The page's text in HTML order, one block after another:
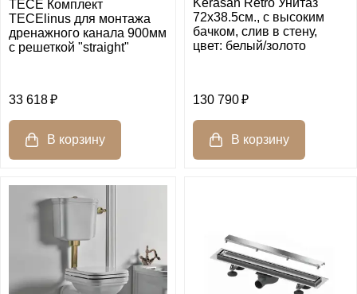
TECE Комплект
TECElinus для монтажа
дренажного канала 900мм
с решеткой "straight"
33 618
Kerasan Retro Унитаз
72х38.5см., с высоким
бачком, слив в стену,
цвет: белый/золото
130 790